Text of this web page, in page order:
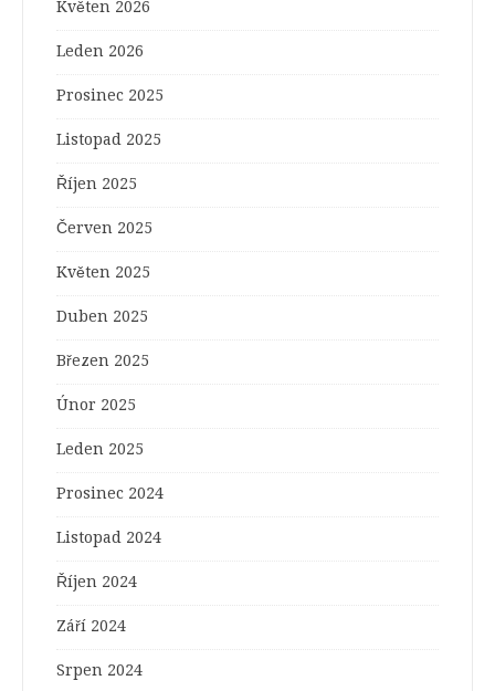
Květen 2026
Leden 2026
Prosinec 2025
Listopad 2025
Říjen 2025
Červen 2025
Květen 2025
Duben 2025
Březen 2025
Únor 2025
Leden 2025
Prosinec 2024
Listopad 2024
Říjen 2024
Září 2024
Srpen 2024